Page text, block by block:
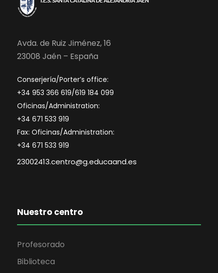
Avda. de Ruiz Jiménez, 16
23008 Jaén – España
Conserjería/Porter’s office:
+34 953 366 619/619 184 099
Oficinas/Administration:
+34 671 533 919
Fax: Oficinas/Administration:
+34 671 533 919
23002413.centro@g.educaand.es
Nuestro centro
Profesorado
Biblioteca